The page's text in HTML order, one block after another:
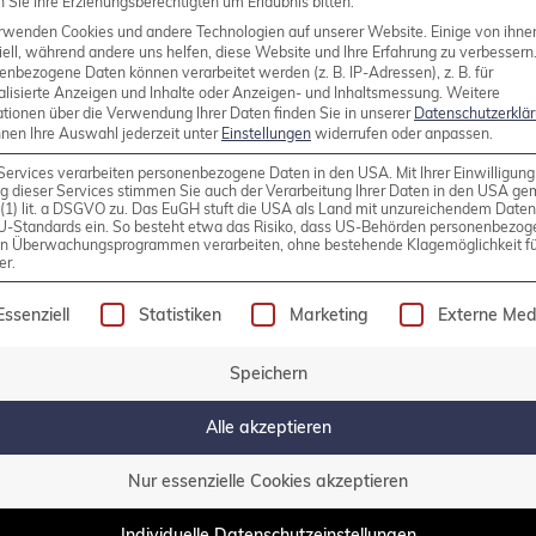
Logging für
werden, warum zentrales Logging sinnvoll
ein zentrales Logging oder führen dieses
zu nutzen! Gerade als Infrastrukturbetreiber
Cookies und andere Technologien auf unserer Website. Einige von
während andere uns helfen, diese Website und Ihre Erfahrung zu verbessern.
Daten können verarbeitet werden (z. B. IP-Adressen), z. B. für
Anzeigen und Inhalte oder Anzeigen- und Inhaltsmessung. Weitere
über die Verwendung Ihrer Daten finden Sie in unserer
Ihre Auswahl jederzeit unter Einstellungen widerrufen oder anpassen.
verarbeiten personenbezogene Daten in den USA. Mit Ihrer
dieser Services stimmen Sie auch der Verarbeitung Ihrer Daten in den USA
lit. a DSGVO zu. Das EuGH stuft die USA als Land mit unzureichendem
Standards ein. So besteht etwa das Risiko, dass US-Behörden
Überwachungsprogrammen verarbeiten, ohne bestehende Klagemöglichkeit
eine Liste der Service-Gruppen, für die eine
Statistiken Marketing Externe
Speichern
Alle akzeptieren
Nur essenzielle Cookies akzeptieren